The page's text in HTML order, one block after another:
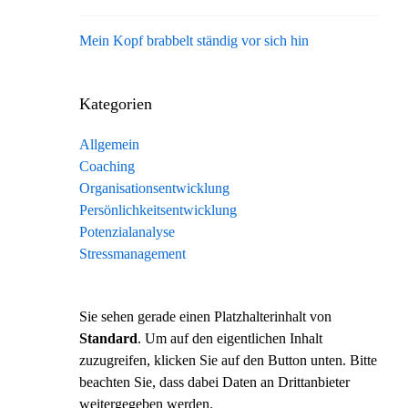
Mein Kopf brabbelt ständig vor sich hin
Kategorien
Allgemein
Coaching
Organisationsentwicklung
Persönlichkeitsentwicklung
Potenzialanalyse
Stressmanagement
Sie sehen gerade einen Platzhalterinhalt von
Standard. Um auf den eigentlichen Inhalt
zuzugreifen, klicken Sie auf den Button unten. Bitte
beachten Sie, dass dabei Daten an Drittanbieter
weitergegeben werden.